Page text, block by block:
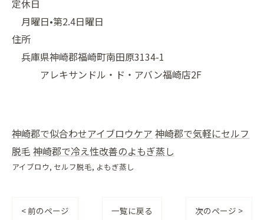
定休日
月曜日•第2.4日曜日
住所
兵庫県神崎郡福崎町南田原3134-1
アレキサンドル・ド・アバン福崎店2F
神崎郡で似合わせアイブロウケア 神崎郡で気軽にセルフ
脱毛 神崎郡で冷え性改善のよもぎ蒸し
アイブロウ セルフ脱毛 よもぎ蒸し
< 前のページ 一覧に戻る 次のページ >